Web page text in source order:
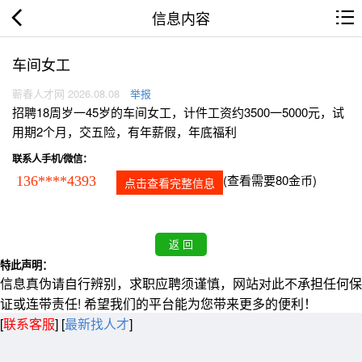
信息内容
车间女工
蕲春人才网 2026.08.08 举报
招聘18周岁一45岁的车间女工，计件工资约3500一5000元，试
用期2个月，交五险，有年薪假，年底福利
联系人手机/微信：
136****4393 点击查看完整信息 (查看需要80金币)
特此声明：
信息真伪请自行辨别，求职应聘须谨慎，网站对此不承担任何保
证或连带责任! 希望我们的平台能为您带来更多的便利！
[联系客服] [最新找人才]